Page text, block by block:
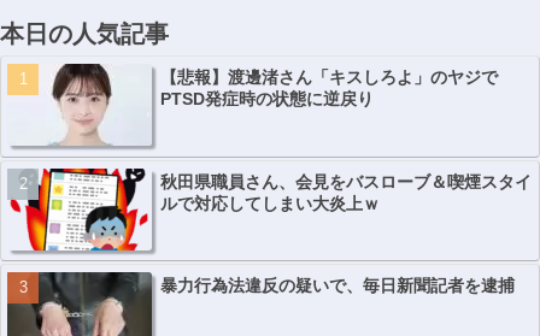
本日の人気記事
【悲報】渡邊渚さん「キスしろよ」のヤジで
PTSD発症時の状態に逆戻り
秋田県職員さん、会見をバスローブ＆喫煙スタイ
ルで対応してしまい大炎上ｗ
暴力行為法違反の疑いで、毎日新聞記者を逮捕